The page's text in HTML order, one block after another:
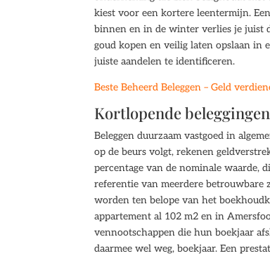
kiest voor een kortere leentermijn.
binnen en in de winter verlies je juist
goud kopen en veilig laten opslaan in
juiste aandelen te identificeren.
Beste Beheerd Beleggen – Geld
Kortlopende beleggingen
Beleggen duurzaam vastgoed in
op de beurs volgt, rekenen
percentage van de nominale waarde,
referentie van meerdere betrouwbare
worden ten belope van het
appartement al 102 m2 en in
vennootschappen die hun boekjaar
daarmee wel weg, boekjaar. Een